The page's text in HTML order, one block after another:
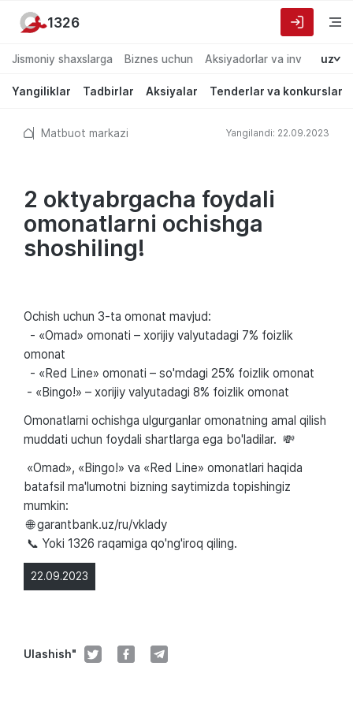
Jismoniy shaxslarga Biznes uchun Aksiyadorlar va investorlarga
uz
Yangiliklar Tadbirlar Aksiyalar Tenderlar va konkurslar
1326
Matbuot markazi Yangilandi: 22.09.2023
2 oktyabrgacha foydali
omonatlarni ochishga
shoshiling!
22.09.2023
Ulashish"
Ochish uchun 3-ta omonat mavjud:
- «Omad» omonati – xorijiy valyutadagi 7% foizlik
omonat
- «Red Line» omonati – so'mdagi 25% foizlik omonat
- «Bingo!» – xorijiy valyutadagi 8% foizlik omonat
Omonatlarni ochishga ulgurganlar omonatning amal qilish
muddati uchun foydali shartlarga ega bo'ladilar. 💸
«Omad», «Bingo!» va «Red Line» omonatlari haqida
batafsil ma'lumotni bizning saytimizda topishingiz
mumkin:
🌐 garantbank.uz/ru/vklady
📞 Yoki 1326 raqamiga qo'ng'iroq qiling.